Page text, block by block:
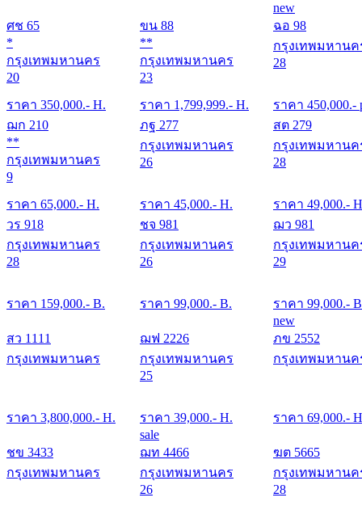
ศช 65
*
กรุงเทพมหานคร
20
ราคา 350,000.- H.
ขน 88
**
กรุงเทพมหานคร
23
ราคา 1,799,999.- H.
new
ฉอ 98
กรุงเทพมหานค
28
ราคา 450,000.-
ฌก 210
**
กรุงเทพมหานคร
9
ราคา 65,000.- H.
ภฐ 277
กรุงเทพมหานคร
26
ราคา 45,000.- H.
สต 279
กรุงเทพมหานค
28
ราคา 49,000.-
วร 918
กรุงเทพมหานคร
28
ราคา 159,000.- B.
ชจ 981
กรุงเทพมหานคร
26
ราคา 99,000.- B.
ฌว 981
กรุงเทพมหานค
29
ราคา 99,000.-
สว 1111
กรุงเทพมหานคร
ราคา 3,800,000.- H.
ฌฟ 2226
กรุงเทพมหานคร
25
ราคา 39,000.- H.
new
ภข 2552
กรุงเทพมหานค
ราคา 69,000.-
ชข 3433
กรุงเทพมหานคร
sale
ฌท 4466
กรุงเทพมหานคร
26
ฆต 5665
กรุงเทพมหานค
28